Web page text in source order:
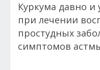
Куркума давно и
при лечении
простудных
симптомов